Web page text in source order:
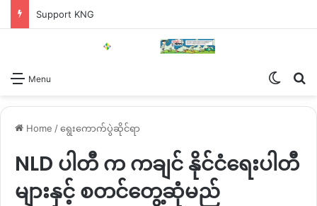
Support KNG
Menu
Home /ရွေးကောက်ပွဲဆိုင်ရာ
NLD ပါတီ က ကချင် နိုင်ငံရေးပါတီ
များနှင့် စတင်တွေ့ဆုံမည်